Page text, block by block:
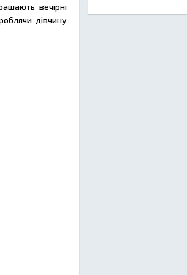
вечірні
дівчину